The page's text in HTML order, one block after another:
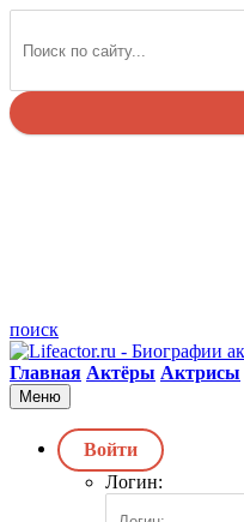
поиск
Главная Актёры Актрисы
Меню
Войти
Логин: